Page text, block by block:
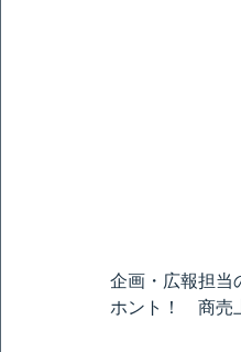
企画・広報担当
ホント！　商売